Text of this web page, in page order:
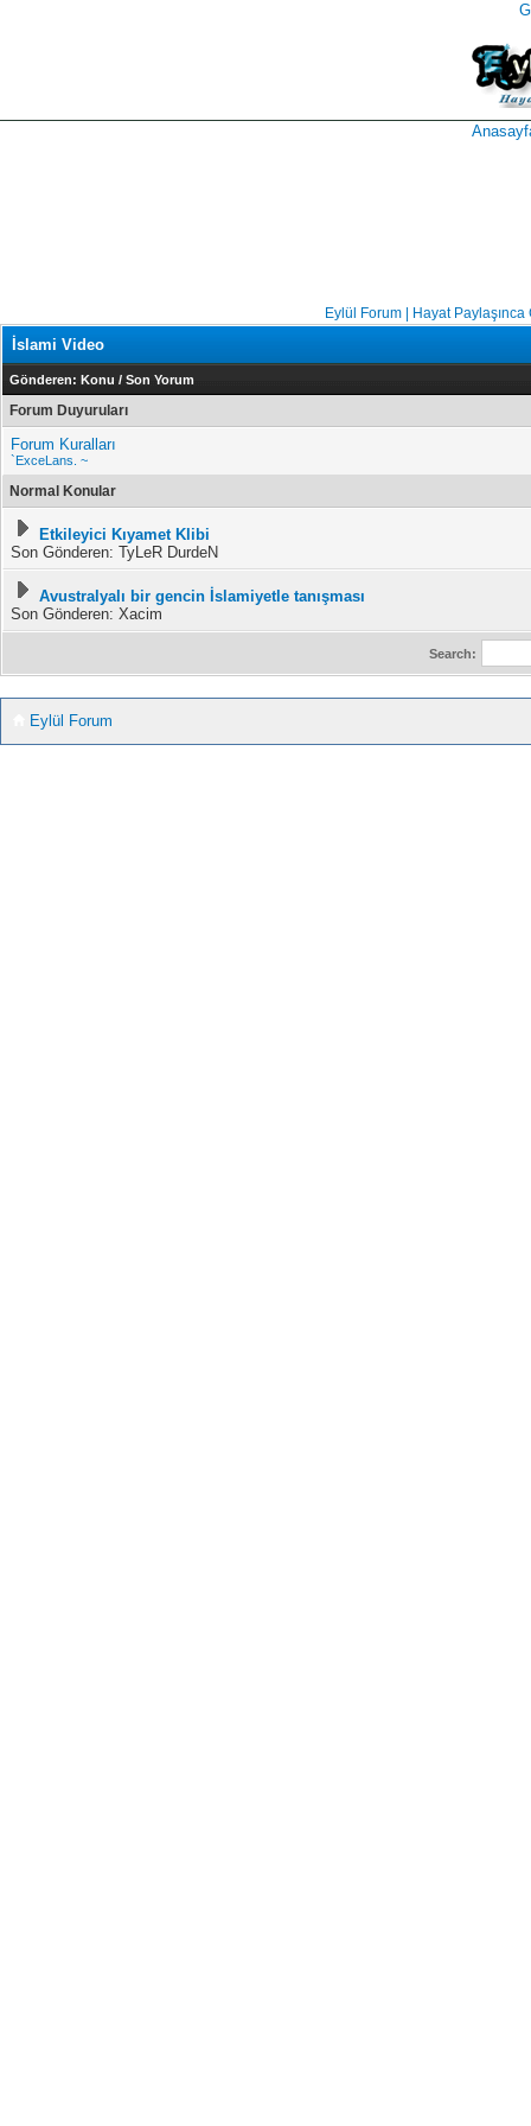
Eylül Forum | Hayat Paylaşınca
İslami Video
Gönderen: Konu / Son Yorum
Forum Duyuruları
Forum Kuralları
`ExceLans. ~
Normal Konular
Etkileyici Kıyamet Klibi
Son Gönderen: TyLeR DurdeN
Avustralyalı bir gencin İslamiyetle tanışması
Son Gönderen: Xacim
Search:
Eylül Forum